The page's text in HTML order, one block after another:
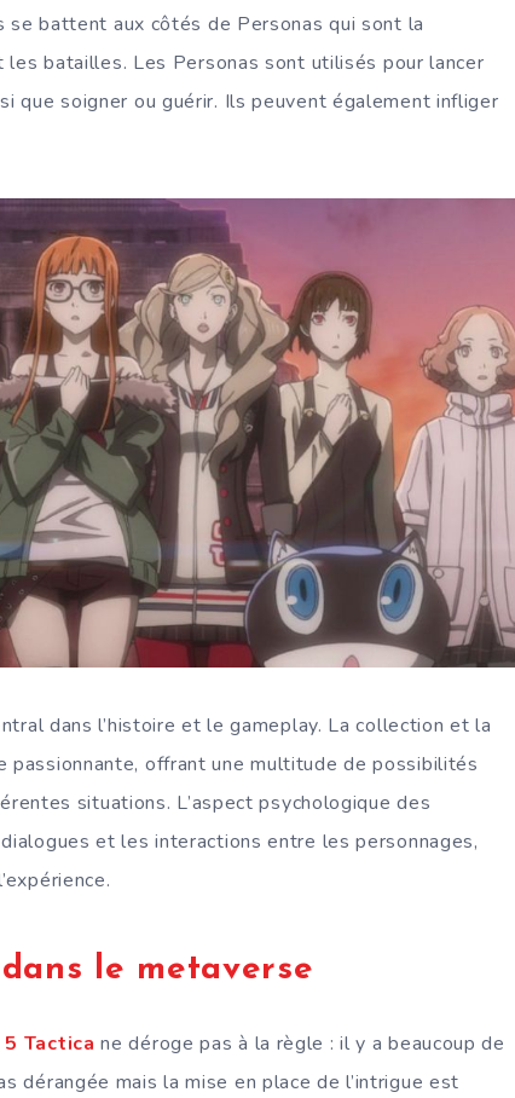
battent aux côtés de Personas qui sont la
batailles. Les Personas sont utilisés pour lancer
que soigner ou guérir. Ils peuvent également infliger
dans l’histoire et le gameplay. La collection et la
passionnante, offrant une multitude de possibilités
situations. L’aspect psychologique des
et les interactions entre les personnages,
le metaverse
Tactica ne déroge pas à la règle : il y a beaucoup de
dérangée mais la mise en place de l’intrigue est